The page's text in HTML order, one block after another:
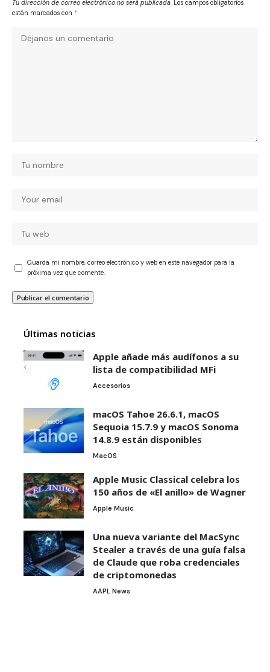
Tu dirección de correo electrónico no será publicada. Los campos obligatorios
están marcados con *
Guarda mi nombre, correo electrónico y web en este navegador para la
próxima vez que comente.
Últimas noticias
Apple añade más audífonos a su
lista de compatibilidad MFi
Accesorios
macOS Tahoe 26.6.1, macOS
Sequoia 15.7.9 y macOS Sonoma
14.8.9 están disponibles
MacOS
Apple Music Classical celebra los
150 años de «El anillo» de Wagner
Apple Music
Una nueva variante del MacSync
Stealer a través de una guía falsa
de Claude que roba credenciales
de criptomonedas
AAPL News